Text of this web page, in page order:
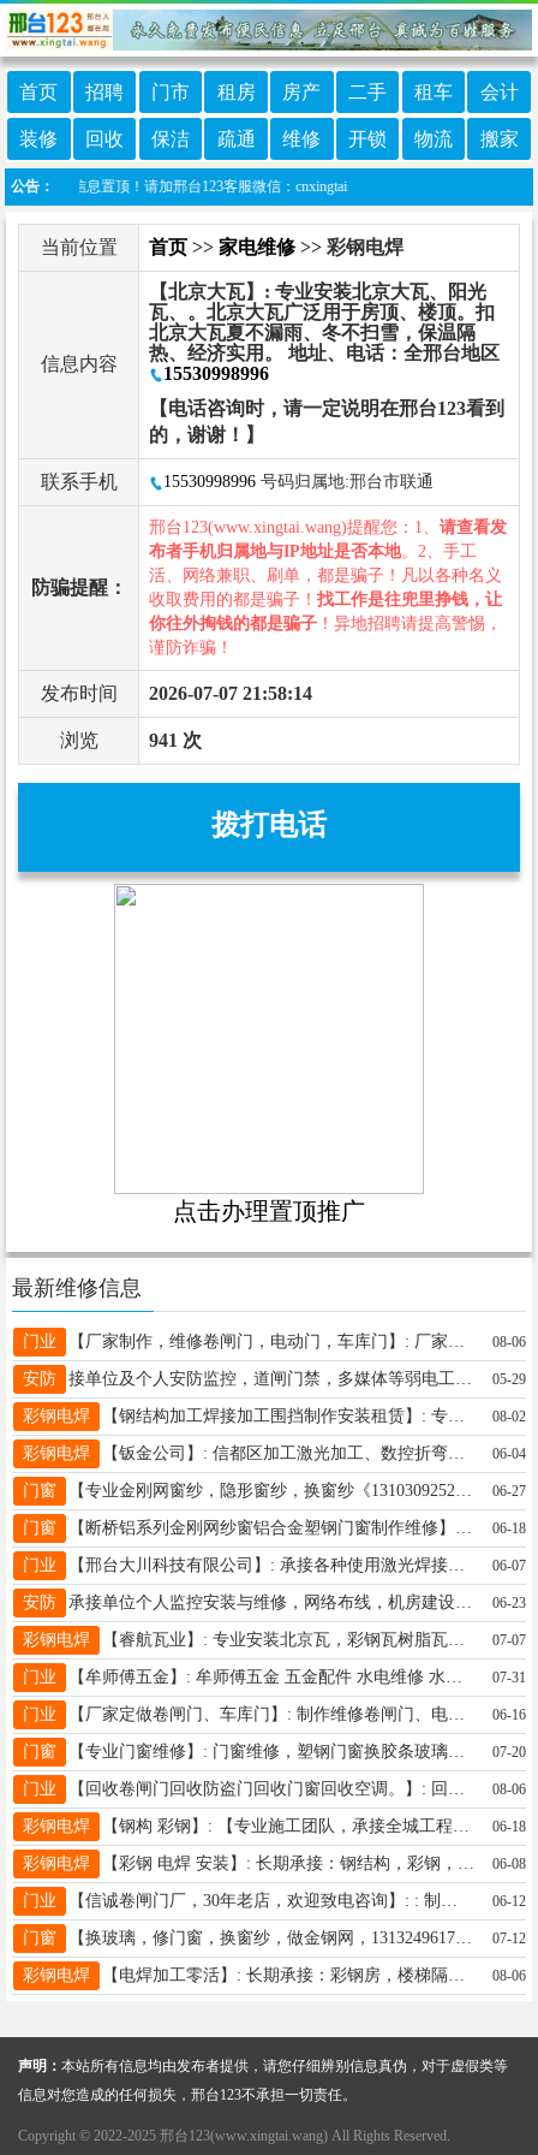
首页 招聘 门市 租房 房产 二手 租车 会计
装修 回收 保洁 疏通 维修 开锁 物流 搬家
公告：
广、做信息置顶！请加邢台123客服微信：cnxingtai
当前位置 首页 >> 家电维修 >> 彩钢电焊
信息内容
【北京大瓦】: 专业安装北京大瓦、阳光
瓦、。北京大瓦广泛用于房顶、楼顶。扣
北京大瓦夏不漏雨、冬不扫雪，保温隔
热、经济实用。 地址、电话：全邢台地区
15530998996
【电话咨询时，请一定说明在邢台123看到
的，谢谢！】
联系手机 15530998996 号码归属地:邢台市联通
防骗提醒：
邢台123(www.xingtai.wang)提醒您：1、 请查看发
布者手机归属地与IP地址是否本地。2、手工
活、网络兼职、刷单，都是骗子！凡以各种名义
收取费用的都是骗子！ 找工作是往兜里挣钱，让
你往外掏钱的都是骗子 ！异地招聘请提高警惕，
谨防诈骗！
发布时间 2026-07-07 21:58:14
浏览 941 次
拨打电话
点击办理置顶推广
最新维修信息
门业 08-06
安防 05-29
彩钢电焊 【钢结构加工焊接加工围挡制作安装租赁】: 专业提供焊接服务，手把焊，二保焊，氩弧焊等多种焊接工艺，承包各种车棚，钢结构，钢构件加工，景观厅等制作安装以及各种厂区设备的安装和升级改造、围挡制作安装租赁等业务。欢迎各界人士来电咨询。电话微信同步，18603195444 /13315910244 地址、电话：18603195444 08-02
彩钢电焊 【钣金公司】: 信都区加工激光加工、数控折弯、不锈钢加工、Q235加工联系张经理13400192899 地址、电话：信都区西外环13400192899 06-04
门窗 06-27
门窗 06-18
门业 【邢台大川科技有限公司】: 承接各种使用激光焊接活，激光切管活 地址、电话：18233058899 06-07
安防 承接单位个人监控安装与维修，网络布线，机房建设，道闸门禁，多媒体弱电工程，充电桩工程17740301191微信同步 06-23
彩钢电焊 【睿航瓦业】: 专业安装北京瓦，彩钢瓦树脂瓦，扣瓦热线18875751378 地址、电话：全邢台地区18875751378 07-07
门业 07-31
门业 【厂家定做卷闸门、车库门】: 制作维修卷闸门、电动门、车库门、抗风门、防火门、水晶门、防盗门、平开门、伸缩门、肯德基门、玻璃门、玻璃隔断、 不锈钢手动电动卷闸门、 快速门、堆积门、楼梯扶手、手动电动遮阳棚、加电机、配遥控器、道闸、车辆识别、换地弹簧、门禁不锈钢制品、诚信经营、质量第一 地址、电话：15833720585 地址、电话：15833720585 06.13 地址、电话：15833720585 06-16
门窗 【专业门窗维修】: 门窗维修，塑钢门窗换胶条玻璃，金刚网纱窗，内开内倒五金，外墙打胶，门窗安装，维修漏风漏雨问题，换单层玻璃，双层玻璃，三层玻璃！ 地址、电话：19293199655 07-20
门业 08-06
彩钢电焊 06-18
彩钢电焊 06-08
门业 06-12
门窗 【换玻璃，修门窗，换窗纱，做金钢网，13132496174】:】: : 专业换窗纱，换各种颜色窗纱，订做隐形窗纱，框中框，高透金刚网窗纱，修门窗，更换钛镁合金门玻璃，换玻璃，单玻璃，中空玻璃，换滑轮，玻璃切圆，换玻璃门地簧，安装排风扇。定做折叠纱窗门。订做磁吸皮门帘。做防盗门通风窗。焊地下小房铁皮门， 服务周到，价格合理 地址、电话：13132496174 07-12
彩钢电焊 08-06
声明： 本站所有信息均由发布者提供，请您仔细辨别信息真伪，对于虚假类等
信息对您造成的任何损失，邢台123不承担一切责任。
Copyright © 2022-2025 邢台123(www.xingtai.wang) All Rights Reserved.